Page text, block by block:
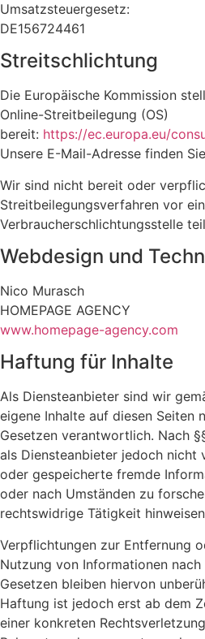
Umsatzsteuergesetz:
DE156724461
Streitschlichtung
Die Europäische Kommission
Online-Streitbeilegung (OS)
bereit: https://ec.europa.eu/
Unsere E-Mail-Adresse finden
Wir sind nicht bereit oder
Streitbeilegungsverfahren vor
Verbraucherschlichtungsstelle
Webdesign und
Nico Murasch
HOMEPAGE AGENCY
www.homepage-agency.com
Haftung für Inhalte
Als Diensteanbieter sind wir
eigene Inhalte auf diesen Seiten
Gesetzen verantwortlich. Nach
als Diensteanbieter jedoch
oder gespeicherte fremde
oder nach Umständen zu
rechtswidrige Tätigkeit
Verpflichtungen zur Entfernung
Nutzung von Informationen nach
Gesetzen bleiben hiervon
Haftung ist jedoch erst ab dem
einer konkreten